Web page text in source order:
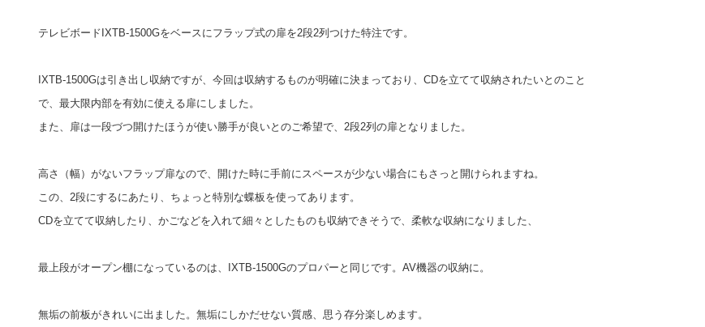
テレビボードIXTB-1500Gをベースにフラップ式の扉を2段2列つけた特注です。
IXTB-1500Gは引き出し収納ですが、今回は収納するものが明確に決まっており、CDを立てて収納されたいとのこと
で、最大限内部を有効に使える扉にしました。
また、扉は一段づつ開けたほうが使い勝手が良いとのご希望で、2段2列の扉となりました。
高さ（幅）がないフラップ扉なので、開けた時に手前にスペースが少ない場合にもさっと開けられますね。
この、2段にするにあたり、ちょっと特別な蝶板を使ってあります。
CDを立てて収納したり、かごなどを入れて細々としたものも収納できそうで、柔軟な収納になりました、
最上段がオープン棚になっているのは、IXTB-1500Gのプロパーと同じです。AV機器の収納に。
無垢の前板がきれいに出ました。無垢にしかだせない質感、思う存分楽しめます。